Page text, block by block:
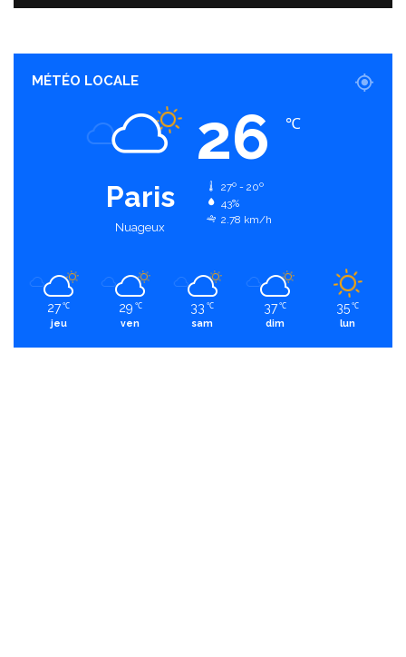
MÉTÉO LOCALE
Paris
Nuageux
26 ℃
27º - 20º
43%
2.78 km/h
27 ℃
jeu
29 ℃
ven
33 ℃
sam
37 ℃
dim
35 ℃
lun